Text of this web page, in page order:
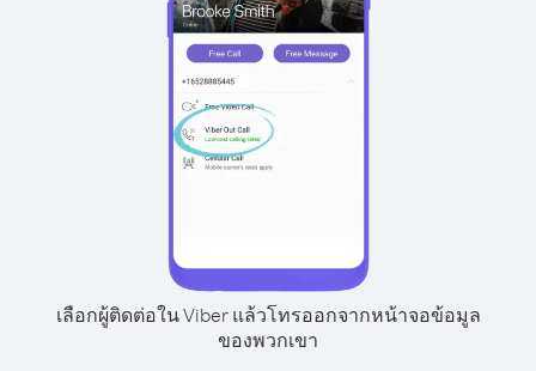
เลือกผู้ติดต่อใน Viber แล้วโทรออกจากหน้าจอข้อมูล
ของพวกเขา